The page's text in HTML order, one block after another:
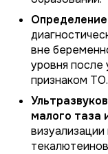
вне
уровня после
признаком ТО.
малого таза